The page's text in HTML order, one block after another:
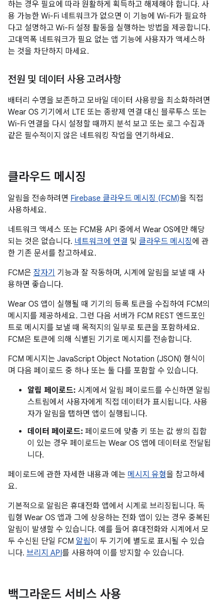
하는 경우 필요에 따라 원활하게 획득하고 해제해야 합니다. 사
용 가능한 Wi-Fi 네트워크가 없으면 이 기능에 Wi-Fi가 필요하
다고 설명하고 Wi-Fi 설정 활동을 실행하는 방법을 제공합니다.
고대역폭 네트워크가 필요 없는 앱 기능에 사용자가 액세스하
는 것을 차단하지 마세요.
전원 및 데이터 사용 고려사항
배터리 수명을 보존하고 모바일 데이터 사용량을 최소화하려면
Wear OS 기기에서 LTE 또는 종량제 연결 대신 블루투스 또는
Wi-Fi 연결을 다시 설정할 때까지 분석 보고 또는 로그 수집과
같은 필수적이지 않은 네트워킹 작업을 연기하세요.
클라우드 메시징
알림을 전송하려면 Firebase 클라우드 메시징 (FCM)을 직접
사용하세요.
네트워크 액세스 또는 FCM용 API 중에서 Wear OS에만 해당
되는 것은 없습니다. 네트워크에 연결 및 클라우드 메시징에 관
한 기존 문서를 참고하세요.
FCM은 잠자기 기능과 잘 작동하며, 시계에 알림을 보낼 때 사
용하면 좋습니다.
Wear OS 앱이 실행될 때 기기의 등록 토큰을 수집하여 FCM의
메시지를 제공하세요. 그런 다음 서버가 FCM REST 엔드포인
트로 메시지를 보낼 때 목적지의 일부로 토큰을 포함하세요.
FCM은 토큰에 의해 식별된 기기로 메시지를 전송합니다.
FCM 메시지는 JavaScript Object Notation (JSON) 형식이
며 다음 페이로드 중 하나 또는 둘 다를 포함할 수 있습니다.
알림 페이로드: 시계에서 알림 페이로드를 수신하면 알림
스트림에서 사용자에게 직접 데이터가 표시됩니다. 사용
자가 알림을 탭하면 앱이 실행됩니다.
데이터 페이로드: 페이로드에 맞춤 키 또는 값 쌍의 집합
이 있는 경우 페이로드는 Wear OS 앱에 데이터로 전달됩
니다.
페이로드에 관한 자세한 내용과 예는 메시지 유형을 참고하세
요.
기본적으로 알림은 휴대전화 앱에서 시계로 브리징됩니다. 독
립형 Wear OS 앱과 그에 상응하는 전화 앱이 있는 경우 중복된
알림이 발생할 수 있습니다. 예를 들어 휴대전화와 시계에서 모
두 수신된 단일 FCM 알림이 두 기기에 별도로 표시될 수 있습
니다. 브리지 API를 사용하여 이를 방지할 수 있습니다.
백그라운드 서비스 사용